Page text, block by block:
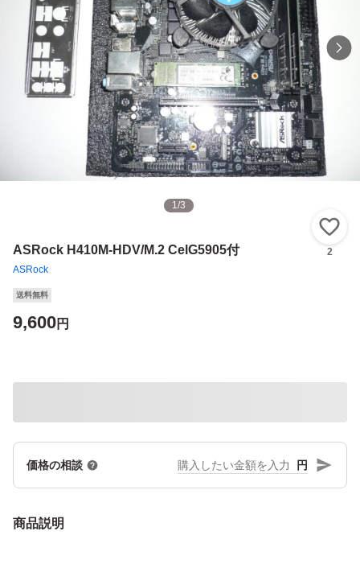
1/3
ASRock H410M-HDV/M.2 CelG5905付
ASRock
2
送料無料
9,600円
価格の相談 円
商品説明